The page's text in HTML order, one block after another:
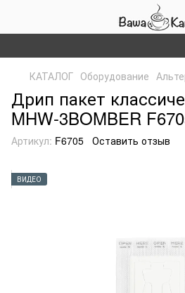
КАТАЛОГ Оборудование
Дрип пакет
MHW-3BOMBER
Артикул: F6705 Оставить отзыв
ВИДЕО